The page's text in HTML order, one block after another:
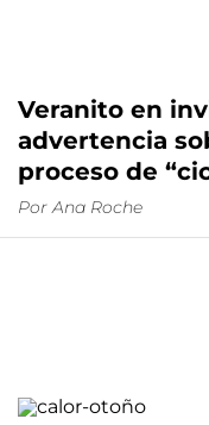
Veranito en
advertencia
proceso de
Por Ana Roche